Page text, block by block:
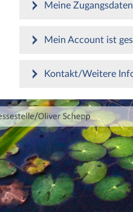
Meine
Mein Account ist
Kontakt/Weitere